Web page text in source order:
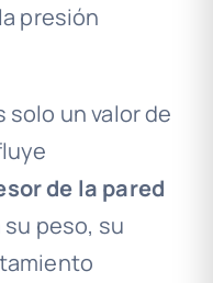
presión
solo un valor de
de la pared
peso, su